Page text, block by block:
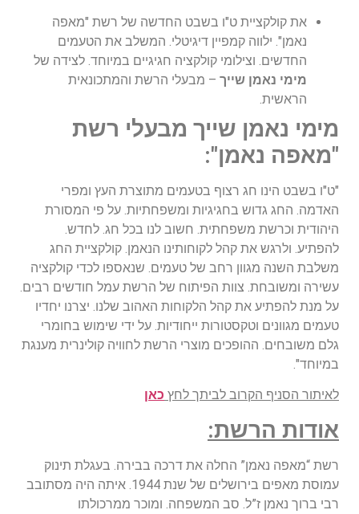
את קולקציית ט"ו בשבט החדשה של רשת "מאפה
נאמן". ילווה קמפיין דיגיטלי. המשלב את הטעמים
החדשים. וצילומי קולקציה חגיגיים במיוחד. לצידה של
מימי נאמן שייך – מבעלי הרשת והמתכונאית
הראשית.
מימי נאמן שייך מבעלי רשת
"מאפה נאמן":
"ט"ו בשבט הינו חג רצוף בטעמים מתוצרת העץ ומפרי
האדמה. החג גדוש בחגיגיות ומשפחתיות. על פי המסורת
היהודית וכרשת משפחתית. חשוב לנו בכל חג. לחדש.
להפתיע. ולרגש את קהל לקוחותינו הנאמן. קולקציית החג
משלבת השנה מגוון רחב של טעמים. שנאספו לכדי קולקציה
עשירה ומשובחת. צוות הפיתוח של הרשת עמל חודשים רבים.
על מנת להפתיע את קהל הלקוחות האהוב שלנו. יצרנו יחדיו
טעמים מגוונים וטקסטורות ייחודיות. על ידי שימוש בחומרי
גלם משובחים. ההופכים מוצרי הרשת לחוויה קולינרית מענגת
במיוחד".
לאיתור הסניף הקרוב לביתך לחץ כאן
אודות הרשת:
רשת “מאפה נאמן” החלה את דרכה בבירה. בעגלת תינוק
עמוסת מאפים בירושלים של שנת 1944. איתה היה מסתובב
רבי ברוך נאמן ז”ל. סב המשפחה. ומוכר ממרכולתו